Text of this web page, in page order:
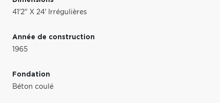
41'2" X 24' Irrégulières
Année de construction
1965
Fondation
Béton coulé